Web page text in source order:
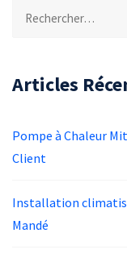
Rechercher :
Articles
Pompe à Chaleur
Client
Installation
Mandé